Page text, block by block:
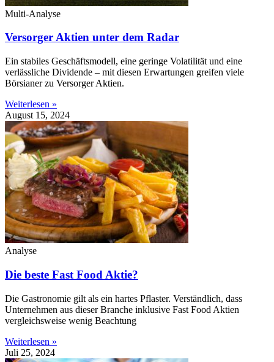
Multi-Analyse
Versorger Aktien unter dem Radar
Ein stabiles Geschäftsmodell, eine geringe Volatilität und eine
verlässliche Dividende – mit diesen Erwartungen greifen viele
Börsianer zu Versorger Aktien.
Weiterlesen »
August 15, 2024
Analyse
Die beste Fast Food Aktie?
Die Gastronomie gilt als ein hartes Pflaster. Verständlich, dass
Unternehmen aus dieser Branche inklusive Fast Food Aktien
vergleichsweise wenig Beachtung
Weiterlesen »
Juli 25, 2024